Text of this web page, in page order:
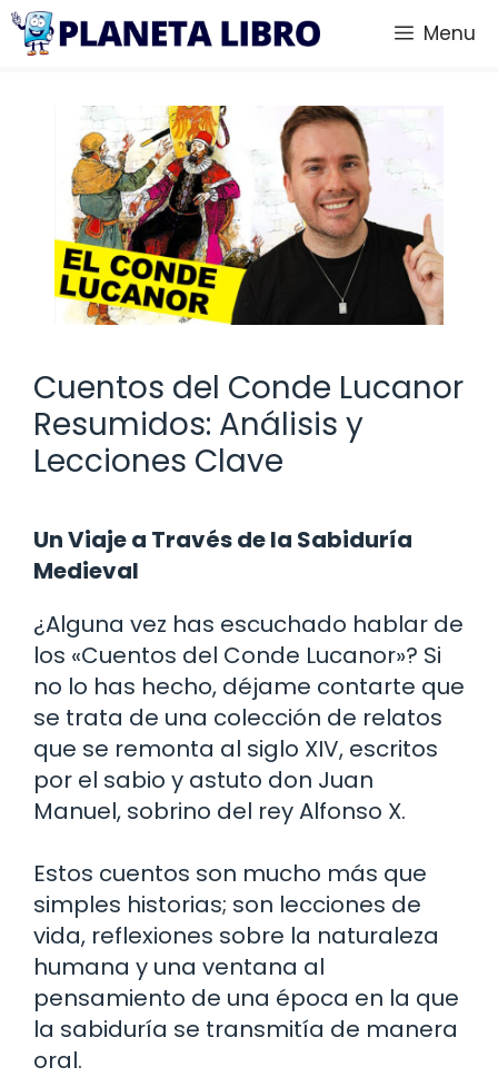
Saltar
Menu
Cuentos del Conde Lucanor
Resumidos: Análisis y
Lecciones Clave
Un Viaje a Través de la Sabiduría
Medieval
¿Alguna vez has escuchado hablar de
los «Cuentos del Conde Lucanor»? Si
no lo has hecho, déjame contarte que
se trata de una colección de relatos
que se remonta al siglo XIV, escritos
por el sabio y astuto don Juan
Manuel, sobrino del rey Alfonso X.
Estos cuentos son mucho más que
simples historias; son lecciones de
vida, reflexiones sobre la naturaleza
humana y una ventana al
pensamiento de una época en la que
la sabiduría se transmitía de manera
oral.